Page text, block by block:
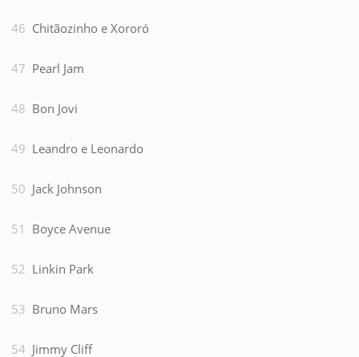
Chitãozinho e Xororó
Pearl Jam
Bon Jovi
Leandro e Leonardo
Jack Johnson
Boyce Avenue
Linkin Park
Bruno Mars
Jimmy Cliff